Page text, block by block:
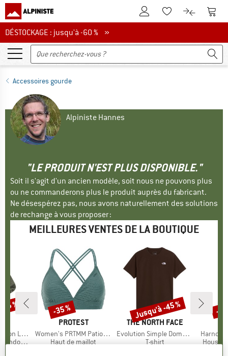
Vers le compte client
Vers la liste
Vers le
DÉSTOCKAGE : jusqu'à -60 %
DÉSTOCKAGE : jusqu'à -60 % »
Accessoires gourde
Alpiniste Hannes
"LE PRODUIT N'EST PLUS DISPONIBLE."
Soit il s'agit d'un ancien modèle, soit nous ne pouvons plus
ou ne commanderons plus le produit auprès du fabricant.
Ne désespérez pas, nous avons naturellement des solutions
de rechange à vous proposer :
MEILLEURES VENTES DE LA BOUTIQUE
Socks
%
MARQUE
PROTEST
Article
Women's PRTMM Patio Triangle
Product group
Haut de maillot
Remise
-35 %
MARQUE
THE NORTH FACE
Article
Evolution Simple Dome Short Sleeve
Product group
T-shirt
Remise
Jusqu'à -45 %
Article
Housse
-